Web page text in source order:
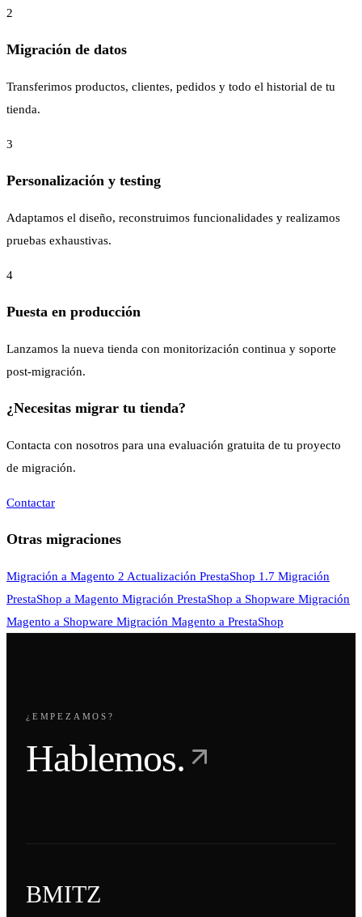
2
Migración de datos
Transferimos productos, clientes, pedidos y todo el historial de tu
tienda.
3
Personalización y testing
Adaptamos el diseño, reconstruimos funcionalidades y realizamos
pruebas exhaustivas.
4
Puesta en producción
Lanzamos la nueva tienda con monitorización continua y soporte
post-migración.
¿Necesitas migrar tu tienda?
Contacta con nosotros para una evaluación gratuita de tu proyecto
de migración.
Contactar
Otras migraciones
Migración a Magento 2 Actualización PrestaShop 1.7 Migración
PrestaShop a Magento Migración PrestaShop a Shopware Migración
Magento a Shopware Migración Magento a PrestaShop
¿EMPEZAMOS?
Hablemos.
BMITZ